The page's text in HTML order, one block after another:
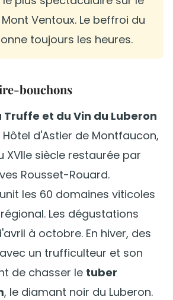
Ventoux. Le beffroi du
toujours les heures.
bouchons
Truffe et du Vin du Luberon
d'Astier de Montfaucon,
XVIIe siècle restaurée par
Rousset-Rouard.
les 60 domaines viticoles
Les dégustations
à octobre. En hiver, des
un trufficulteur et son
de chasser le tuber
, le diamant noir du Luberon.